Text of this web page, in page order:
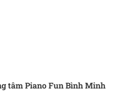
tâm Piano Fun Bình Minh